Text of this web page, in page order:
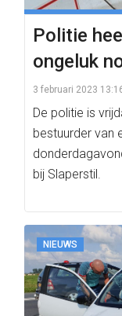
Politie
ongeluk
3 februari 2023
De politie is
bestuurder van
bij Slaperstil.
NIEUWS